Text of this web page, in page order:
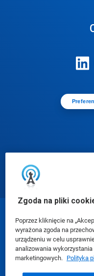
Zgoda na pliki
Poprzez kliknięcie na
wyrażona zgoda na
urządzeniu w celu
analizowania
marketingowych. Polityka
©
Karty charakterystyki